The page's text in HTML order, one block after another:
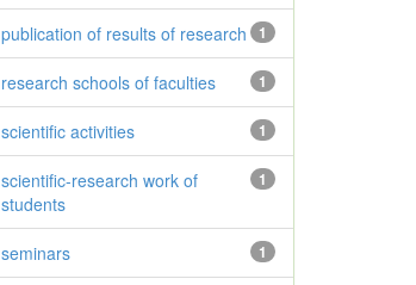
1
publication of results of research
1
research schools of faculties
1
scientific activities
1
scientific-research work of
students
1
seminars